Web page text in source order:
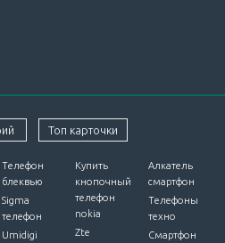
Samsung
на аксессуары для
наушники на Самсунг
ЕО. В конструкции
и мягкая экокожа. Чтобы
комплекте с гаджетами и при
звуковой
Топ карточки
Телефон
блеквью
Sigma
телефон
Umidigi
Купить
кнопочный
телефон
nokia
Zte
Алкатель
смартфон
Телефоны
техно
Смартфон